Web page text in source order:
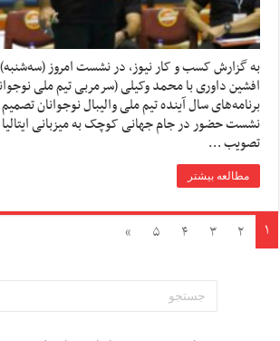
افشین داوری با محمد وکیلی (سرمربی تیم ملی
برنامه‌های سال آینده تیم ملی والیبال نوجوانان
تصویب …
مطالعه بیشتر
۱ ۲ ۳ ۴ ۵ »